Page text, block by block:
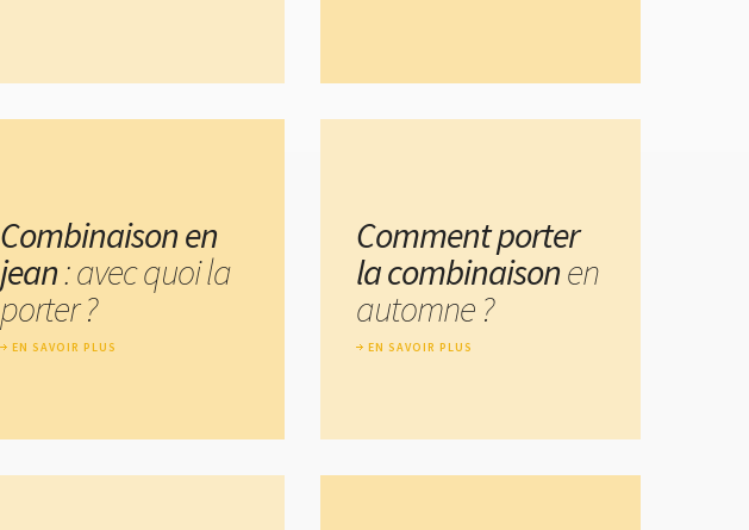
Combinaison en
jean: avec quoi la
porter ?
EN SAVOIR PLUS
Comment porter
la combinaisonen
automne ?
EN SAVOIR PLUS